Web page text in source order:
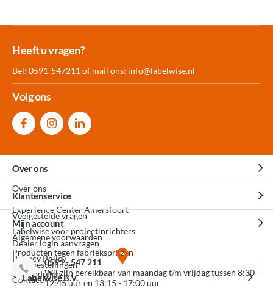
Meer dan 30.000
Heeft u vragen?
Bel: 0591-547211 of mail ons: info@labelwise.nl
Volg ons
Over ons
Over ons
Experience Center Amersfoort
Labelwise voor projectinrichters
Producten tegen fabrieksprijzen
3D modellen
Klantenservice
Veelgestelde vragen
Algemene voorwaarden
Privacy Policy
Contact
Mijn account
Dealer login aanvragen
Mijn bestellingen
0591 - 547 211
Wij zijn bereikbaar van maandag t/m vrijdag tussen 8:30 -
12:45 uur en 13:15 - 17:00 uur
Labelwise B.V.